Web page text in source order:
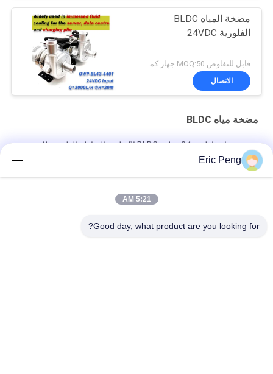
مضخة المياه BLDC
الفلورية 24VDC
الاتصال
مضخة مياه BLDC
مضخة مياه غاطسة 24 فولت BLDC لآلة ليزر المناظر الطبيعية للري
المغناطيسي
Eric Peng
5:21 AM
Good day, what product are you looking for?